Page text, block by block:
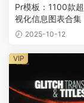
Pr模板：1100款
视化信息图表合
fographics 1128
2025-10-12
VIP